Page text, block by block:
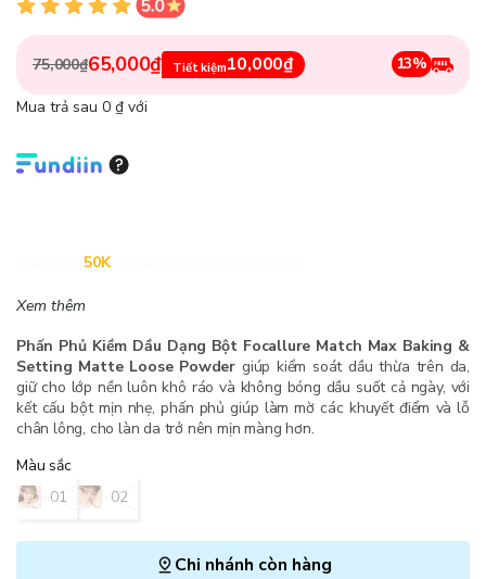
75,000₫65,000₫ Tiết kiệm10,000₫ 13%
Mua trả sau 0 ₫ với
50K
Xem thêm
Phấn Phủ Kiềm Dầu Dạng Bột Focallure Match Max Baking &
Setting Matte Loose Powder giúp kiểm soát dầu thừa trên da,
giữ cho lớp nền luôn khô ráo và không bóng dầu suốt cả ngày, với
kết cấu bột mịn nhẹ, phấn phủ giúp làm mờ các khuyết điểm và lỗ
chân lông, cho làn da trở nên mịn màng hơn.
Màu sắc
01
02
Chi nhánh còn hàng